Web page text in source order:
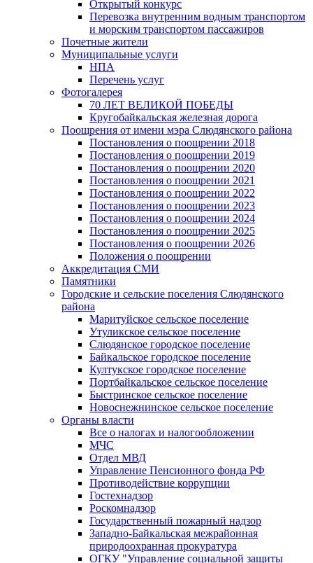
Открытый конкурс
Перевозка внутренним водным транспортом
и морским транспортом пассажиров
Почетные жители
Муниципальные услуги
НПА
Перечень услуг
Фотогалерея
70 ЛЕТ ВЕЛИКОЙ ПОБЕДЫ
Кругобайкальская железная дорога
Поощрения от имени мэра Слюдянского района
Постановления о поощрении 2018
Постановления о поощрении 2019
Постановления о поощрении 2020
Постановления о поощрении 2021
Постановления о поощрении 2022
Постановления о поощрении 2023
Постановления о поощрении 2024
Постановления о поощрении 2025
Постановления о поощрении 2026
Положения о поощрении
Аккредитация СМИ
Памятники
Городские и сельские поселения Слюдянского
района
Маритуйское сельское поселение
Утуликское сельское поселение
Слюдянское городское поселение
Байкальское городское поселение
Култукское городское поселение
Портбайкальское сельское поселение
Быстринское сельское поселение
Новоснежнинское сельское поселение
Органы власти
Все о налогах и налогообложении
МЧС
Отдел МВД
Управление Пенсионного фонда РФ
Противодействие коррупции
Гостехнадзор
Роскомнадзор
Государственный пожарный надзор
Западно-Байкальская межрайонная
природоохранная прокуратура
ОГКУ "Управление социальной защиты